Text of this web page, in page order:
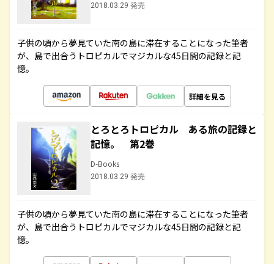
2018.03.29 発売
子供の頃から夢見ていた南の島に滞在することになった筆者
が、島で出合うトロピカルでマジカルな45日間の記録と記
憶。
詳細を見る
とろとろトロピカル ある旅の記録と
記憶。 第2巻
D-Books
2018.03.29 発売
子供の頃から夢見ていた南の島に滞在することになった筆者
が、島で出合うトロピカルでマジカルな45日間の記録と記
憶。